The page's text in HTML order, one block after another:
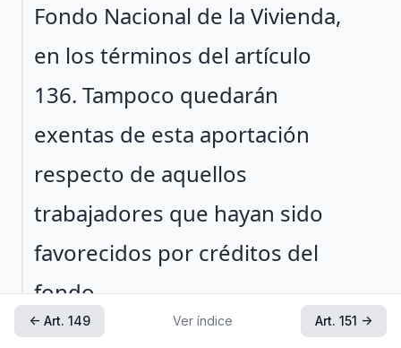
Fondo Nacional de la Vivienda,
en los términos del artículo
136. Tampoco quedarán
exentas de esta aportación
respecto de aquellos
trabajadores que hayan sido
favorecidos por créditos del
fondo.
Artículo reformado DOF 24-04-1972
← Art. 149 Ver índice Art. 151 →